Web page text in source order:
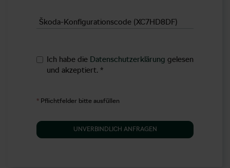
Škoda-Konfigurationscode (XC7HD8DF)
Ich habe die Datenschutzerklärung gelesen
und akzeptiert. *
* Pflichtfelder bitte ausfüllen
UNVERBINDLICH ANFRAGEN